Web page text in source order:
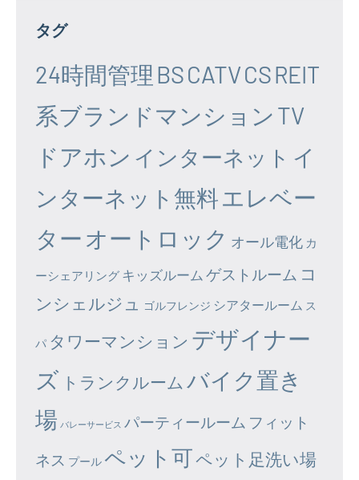
タグ
24時間管理 BSCATVCSREIT
系ブランドマンション TV
ドアホン インターネット イ
ンターネット無料エレベー
ター オートロック オール電化 カ
ーシェアリング キッズルーム ゲストルーム コ
ンシェルジュ
ゴルフレンジ シアタールーム ス
パ タワーマンション デザイナー
ズ トランクルーム バイク置き
場 バレーサービス パーティールーム フィット
ネス プール ペット可ペット足洗い場